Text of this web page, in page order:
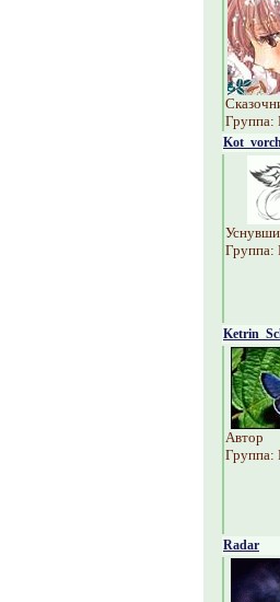
Группа:
Группа:
Автор
Группа:
Radar